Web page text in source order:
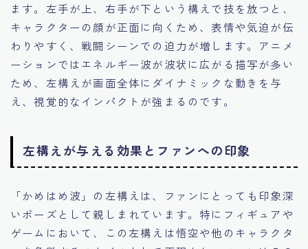
ます。左手が上、右手が下という構えで技を放つと、
キャラクターの顔が正面に向くため、表情や気迫が伝
わりやすく、戦闘シーンでの迫力が増します。アニメ
ーションではエネルギー波が波状に広がる描写が多い
ため、左構えが画面全体にダイナミックな動きを与
え、視覚的なインパクトが強まるのです。
左構えが与える効果とファンへの印象
「かめはめ波」の左構えは、ファンにとっても印象深
いポーズとして親しまれています。特にフィギュアや
ゲームにおいて、この左構えは悟空や他のキャラクタ